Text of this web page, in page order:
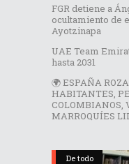
FGR detiene a
ocultamiento de
Ayotzinapa
UAE Team
hasta 2031
🌍 ESPAÑA
HABITANTES,
COLOMBIANOS,
MARROQUÍES
De todo